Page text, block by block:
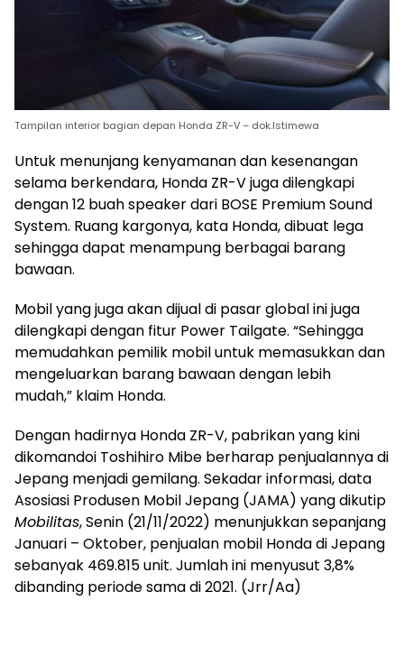
Tampilan interior bagian depan Honda ZR-V – dok.Istimewa
Untuk menunjang kenyamanan dan kesenangan
selama berkendara, Honda ZR-V juga dilengkapi
dengan 12 buah speaker dari BOSE Premium Sound
System. Ruang kargonya, kata Honda, dibuat lega
sehingga dapat menampung berbagai barang
bawaan.
Mobil yang juga akan dijual di pasar global ini juga
dilengkapi dengan fitur Power Tailgate. “Sehingga
memudahkan pemilik mobil untuk memasukkan dan
mengeluarkan barang bawaan dengan lebih
mudah,” klaim Honda.
Dengan hadirnya Honda ZR-V, pabrikan yang kini
dikomandoi Toshihiro Mibe berharap penjualannya di
Jepang menjadi gemilang. Sekadar informasi, data
Asosiasi Produsen Mobil Jepang (JAMA) yang dikutip
Mobilitas, Senin (21/11/2022) menunjukkan sepanjang
Januari – Oktober, penjualan mobil Honda di Jepang
sebanyak 469.815 unit. Jumlah ini menyusut 3,8%
dibanding periode sama di 2021. (Jrr/Aa)